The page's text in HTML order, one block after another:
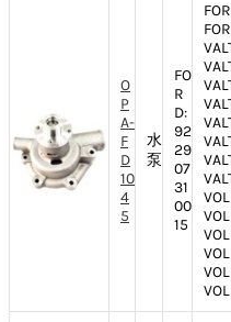
O
P
A-
F
D
10
4
5
水
泵
FO
R
D:
92
29
07
31
00
15